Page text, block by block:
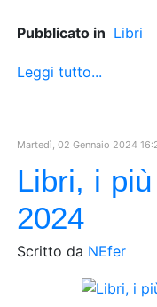
Pubblicato in Libri
Leggi tutto...
Martedì, 02 Gennaio 2024
Libri, i
2024
Scritto da NEfer